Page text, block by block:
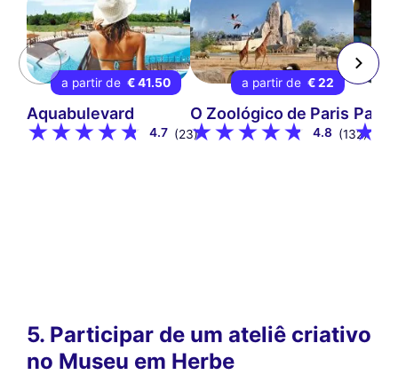
a partir de € 41.50
Aquabulevard
4.7 (23)
a partir de € 22
O Zoológico de Paris
4.8 (132)
5. Participar de um ateliê criativo
no Museu em Herbe